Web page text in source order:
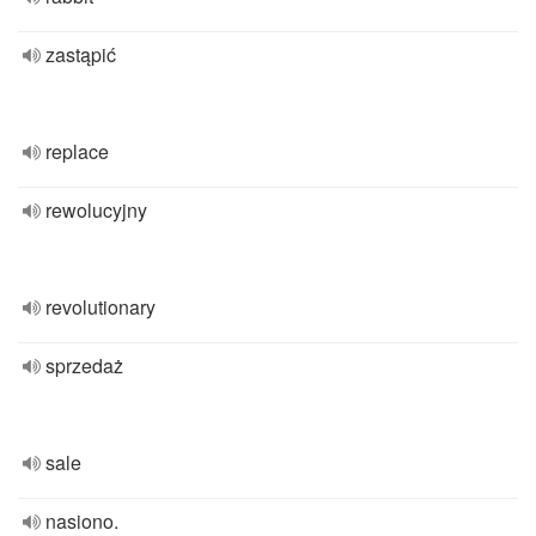
zastąpić
replace
rewolucyjny
revolutionary
sprzedaż
sale
nasiono.